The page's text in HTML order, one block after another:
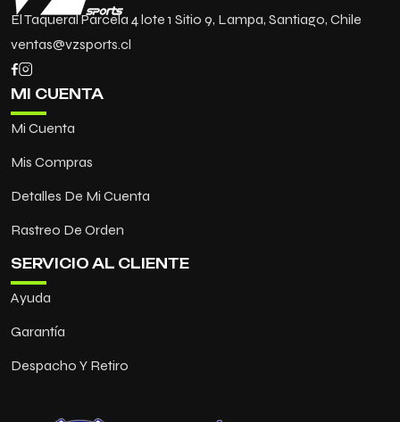
El Taqueral Parcela 4 lote 1 Sitio 9, Lampa, Santiago, Chile
ventas@vzsports.cl
MI CUENTA
Mi Cuenta
Mis Compras
Detalles De Mi Cuenta
Rastreo De Orden
SERVICIO AL CLIENTE
Ayuda
Garantía
Despacho Y Retiro